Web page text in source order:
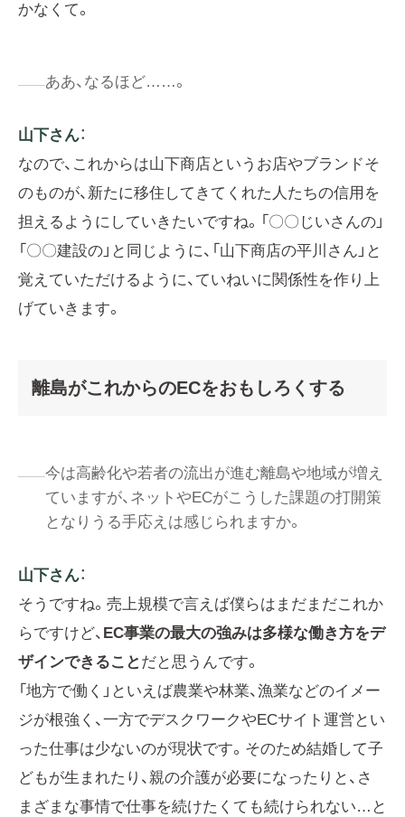
かなくて。
ああ、なるほど……。
山下さん：
なので、これからは山下商店というお店やブランドそ
のものが、新たに移住してきてくれた人たちの信用を
担えるようにしていきたいですね。「〇〇じいさんの」
「〇〇建設の」と同じように、「山下商店の平川さん」と
覚えていただけるように、ていねいに関係性を作り上
げていきます。
離島がこれからのECをおもしろくする
今は高齢化や若者の流出が進む離島や地域が増え
ていますが、ネットやECがこうした課題の打開策
となりうる手応えは感じられますか。
山下さん：
そうですね。売上規模で言えば僕らはまだまだこれか
らですけど、 EC事業の最大の強みは多様な働き方をデ
ザインできること だと思うんです。
「地方で働く」といえば農業や林業、漁業などのイメー
ジが根強く、一方でデスクワークやECサイト運営とい
った仕事は少ないのが現状です。そのため結婚して子
どもが生まれたり、親の介護が必要になったりと、さ
まざまな事情で仕事を続けたくても続けられない…と